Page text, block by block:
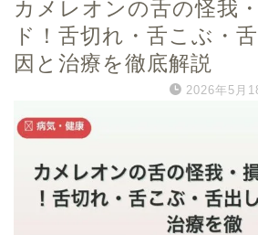
カメレオンの舌の怪我
ド！舌切れ・舌こぶ・
因と治療を徹底解説
2026年5月